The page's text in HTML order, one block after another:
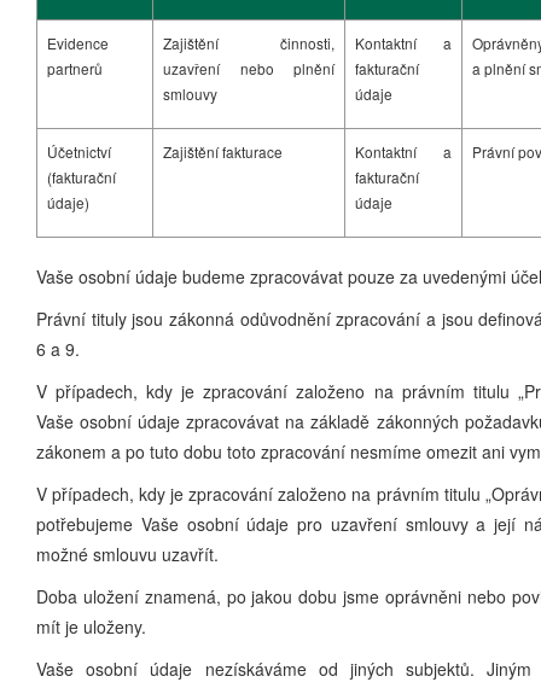
Evidence
partnerů
Zajištění činnosti,
uzavření nebo plnění
smlouvy
Kontaktní a
fakturační
údaje
a plnění
Účetnictví
(fakturační
údaje)
Zajištění fakturace
Kontaktní a
fakturační
údaje
Právní
Vaše osobní údaje budeme zpracovávat pouze za uvedenými
Právní tituly jsou zákonná odůvodnění zpracování a jsou
6 a 9.
V případech, kdy je zpracování založeno na právním titulu
Vaše osobní údaje zpracovávat na základě zákonných
zákonem a po tuto dobu toto zpracování nesmíme omezit ani
V případech, kdy je zpracování založeno na právním titulu
potřebujeme Vaše osobní údaje pro uzavření smlouvy a její
možné smlouvu uzavřít.
Doba uložení znamená, po jakou dobu jsme oprávněni nebo
mít je uloženy.
Vaše osobní údaje nezískáváme od jiných subjektů. Jiným